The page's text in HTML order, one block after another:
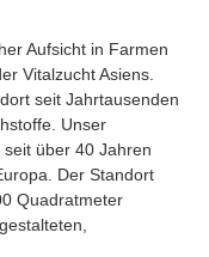
Aufsicht in Farmen
Vitalzucht Asiens.
seit Jahrtausenden
Unser
über 40 Jahren
Der Standort
Quadratmeter